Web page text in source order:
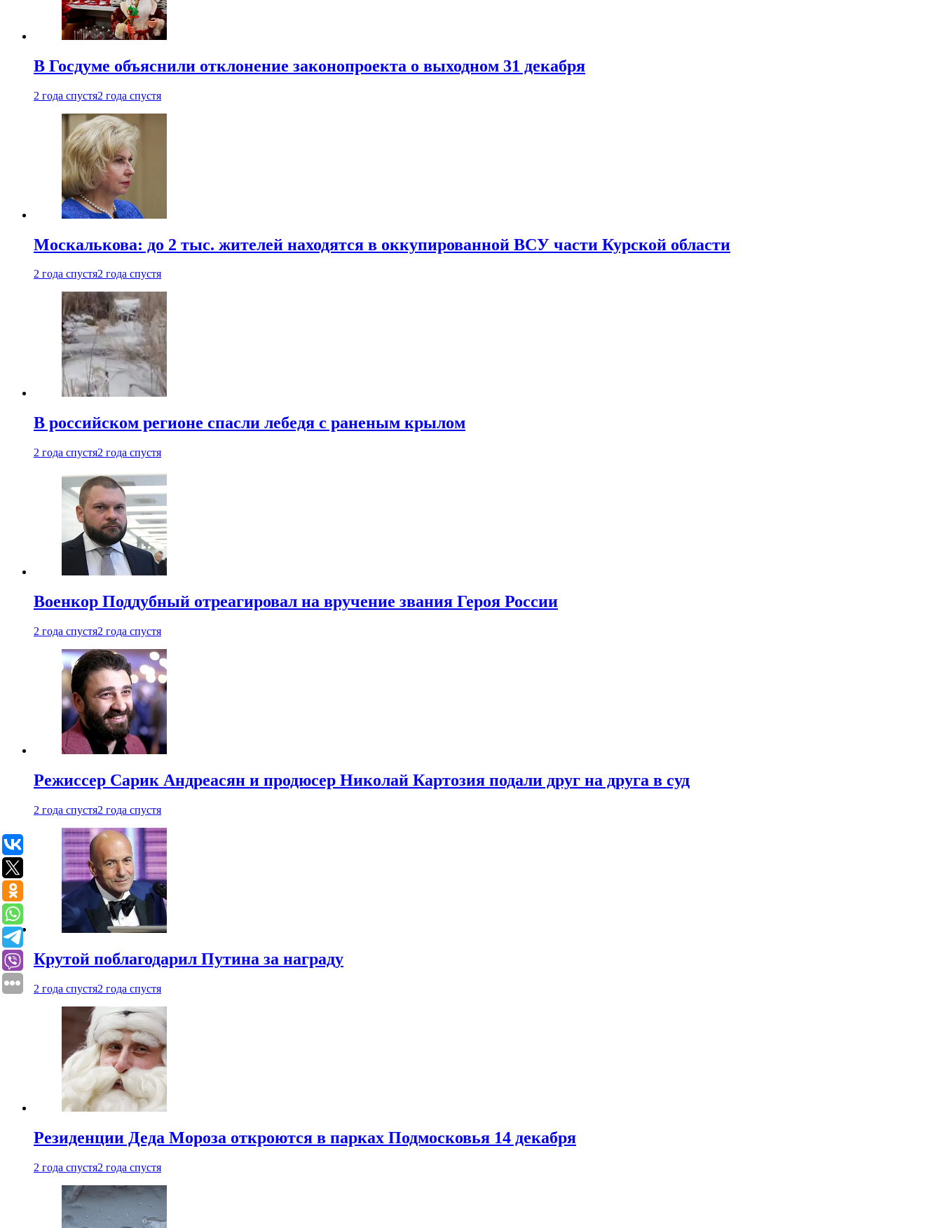
В Госдуме объяснили отклонение законопроекта о выходном 31 декабря
2 года спустя2 года спустя
Москалькова: до 2 тыс. жителей находятся в оккупированной ВСУ части Курской области
2 года спустя2 года спустя
В российском регионе спасли лебедя с раненым крылом
2 года спустя2 года спустя
Военкор Поддубный отреагировал на вручение звания Героя России
2 года спустя2 года спустя
Режиссер Сарик Андреасян и продюсер Николай Картозия подали друг на друга в суд
2 года спустя2 года спустя
Крутой поблагодарил Путина за награду
2 года спустя2 года спустя
Резиденции Деда Мороза откроются в парках Подмосковья 14 декабря
2 года спустя2 года спустя